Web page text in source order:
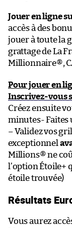
Jouer en ligne
accès à des
jouer à toute la
grattage de La
Millionnaire®,
Pour jouer en
Inscrivez-vous
Créez ensuite
minutes- Faites
– Validez vos
exceptionnel
Millions® ne
l’option Étoile+
étoile trouvée)
Résultats
Vous aurez